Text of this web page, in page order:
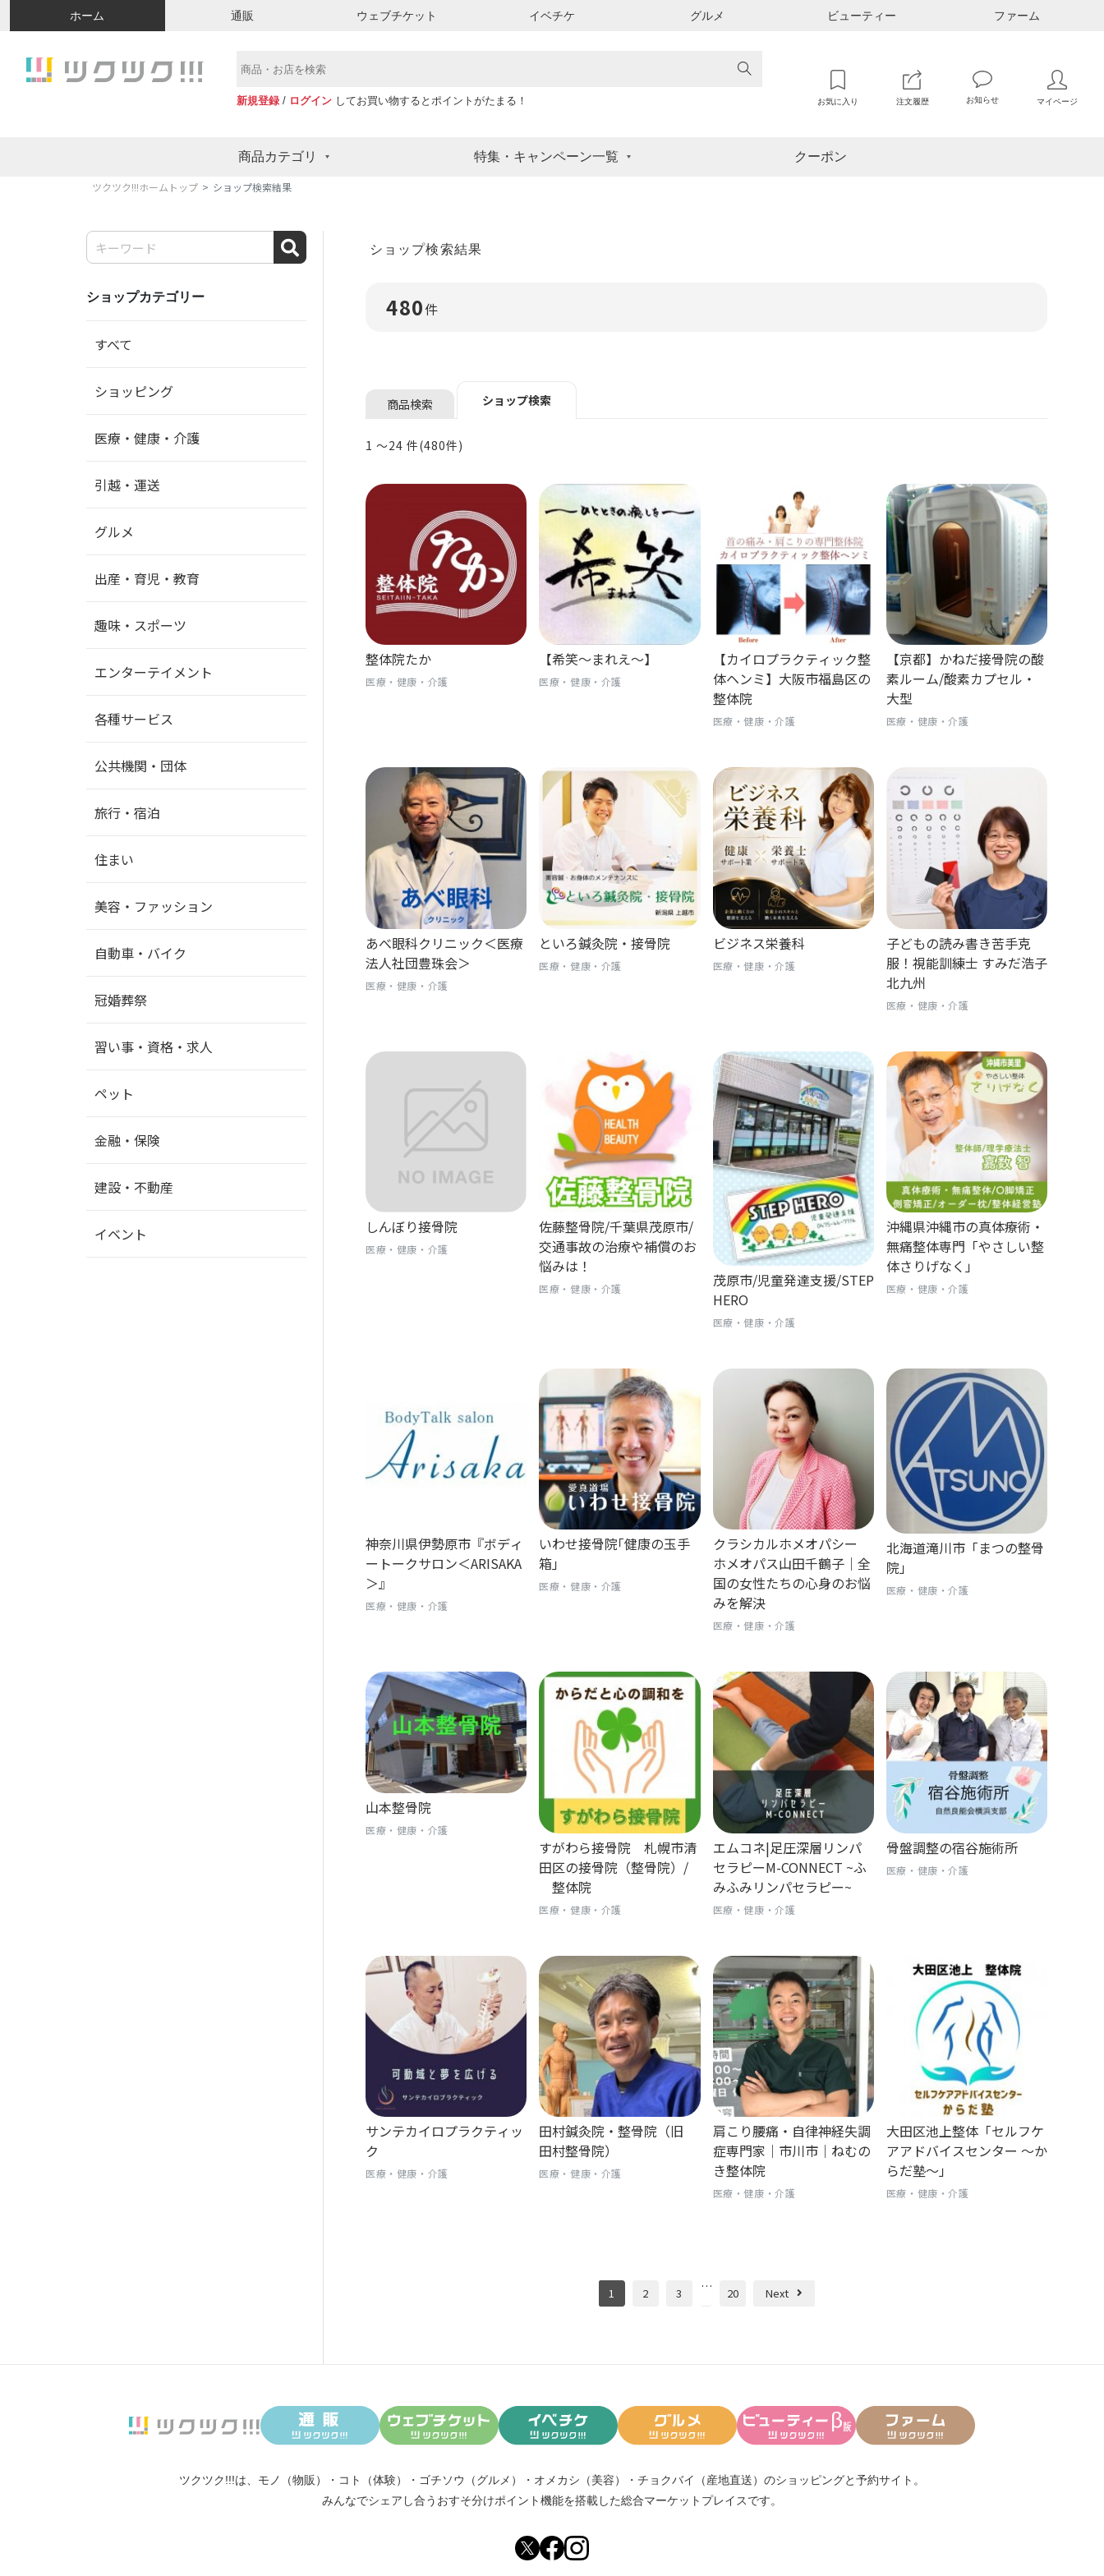
ホーム 通販 ウェブチケット イベチケ グルメ ビューティー ファーム

新規登録 / ログイン してお買い物するとポイントがたまる！ お気に入り 注文履歴 お知らせ マイページ
商品カテゴリ 特集・キャンペーン一覧 クーポン
ツクツク!!!ホームトップ ショップ検索結果
ショップカテゴリー
すべて
ショッピング
医療・健康・介護
引越・運送
グルメ
出産・育児・教育
趣味・スポーツ
エンターテイメント
各種サービス
公共機関・団体
旅行・宿泊
住まい
美容・ファッション
自動車・バイク
冠婚葬祭
習い事・資格・求人
ペット
金融・保険
建設・不動産
イベント
ショップ検索結果
480件
商品検索 ショップ検索
1 〜24 件(480件)
整体院たか
医療・健康・介護
【希笑〜まれえ〜】
医療・健康・介護
【カイロプラクティック整
体ヘンミ】大阪市福島区の
整体院
医療・健康・介護
【京都】かねだ接骨院の酸
素ルーム/酸素カプセル・
大型
医療・健康・介護
あべ眼科クリニック＜医療
法人社団豊珠会＞
医療・健康・介護
といろ鍼灸院・接骨院
医療・健康・介護
ビジネス栄養科
医療・健康・介護
子どもの読み書き苦手克
服！視能訓練士 すみだ浩子
北九州
医療・健康・介護
しんぼり接骨院
医療・健康・介護
佐藤整骨院/千葉県茂原市/
交通事故の治療や補償のお
悩みは！
医療・健康・介護
茂原市/児童発達支援/STEP
HERO
医療・健康・介護
沖縄県沖縄市の真体療術・
無痛整体専門「やさしい整
体さりげなく」
医療・健康・介護
神奈川県伊勢原市『ボディ
ートークサロン＜ARISAKA
＞』
医療・健康・介護
いわせ接骨院｢健康の玉手
箱｣
医療・健康・介護
クラシカルホメオパシー
ホメオパス山田千鶴子｜全
国の女性たちの心身のお悩
みを解決
医療・健康・介護
北海道滝川市「まつの整骨
院」
医療・健康・介護
山本整骨院
医療・健康・介護
すがわら接骨院 札幌市清
田区の接骨院（整骨院）/
整体院
医療・健康・介護
エムコネ|足圧深層リンパ
セラピーM-CONNECT ~ふ
みふみリンパセラピー~
医療・健康・介護
骨盤調整の宿谷施術所
医療・健康・介護
サンテカイロプラクティッ
ク
医療・健康・介護
田村鍼灸院・整骨院（旧
田村整骨院）
医療・健康・介護
肩こり腰痛・自律神経失調
症専門家｜市川市｜ねむの
き整体院
医療・健康・介護
大田区池上整体「セルフケ
アアドバイスセンター 〜か
らだ塾〜」
医療・健康・介護
1 2 3 … 20 Next
ツクツク!!!は、 モノ（物販） ・ コト（体験） ・ ゴチソウ（グルメ） ・ オメカシ（美容） ・ チョクバイ（産地直送） のショッピングと予約サイト。
みんなでシェアし合う おすそ分けポイント機能を搭載した総合マーケットプレイスです。